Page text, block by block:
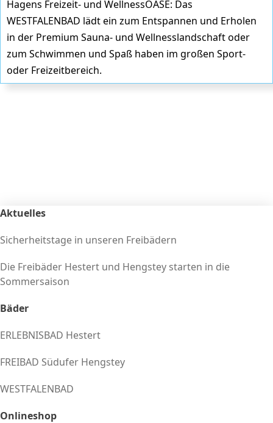
Hagens Freizeit- und WellnessOASE: Das
WESTFALENBAD lädt ein zum Entspannen und Erholen
in der Premium Sauna- und Wellnesslandschaft oder
zum Schwimmen und Spaß haben im großen Sport-
oder Freizeitbereich.
Aktuelles
Sicherheitstage in unseren Freibädern
Die Freibäder Hestert und Hengstey starten in die
Sommersaison
Bäder
ERLEBNISBAD Hestert
FREIBAD Südufer Hengstey
WESTFALENBAD
Onlineshop